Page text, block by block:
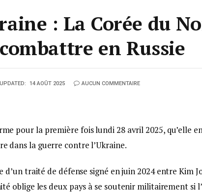
: La Corée du
en Russie
UPDATED: 14 AOÛT 2025 AUCUN COMMENTAIRE
pour la première fois lundi 28 avril 2025, qu’elle
dans la guerre contre l’Ukraine.
traité de défense signé en juin 2024 entre Kim
oblige les deux pays à se soutenir militairement si